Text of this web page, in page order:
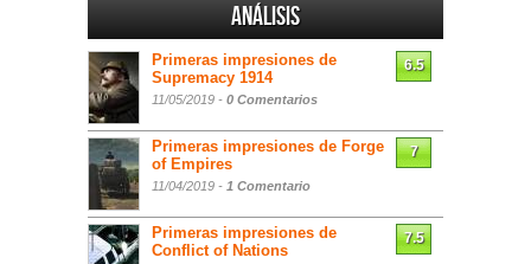
Análisis
Primeras impresiones de
Supremacy 1914
11/05/2019 - 0 Comentarios
6.5
Primeras impresiones de Forge
of Empires
11/04/2019 - 1 Comentario
7
Primeras impresiones de
Conflict of Nations
7.5